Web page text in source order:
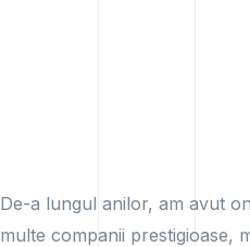
De-a lungul anilor, am avut
multe companii prestigioase,